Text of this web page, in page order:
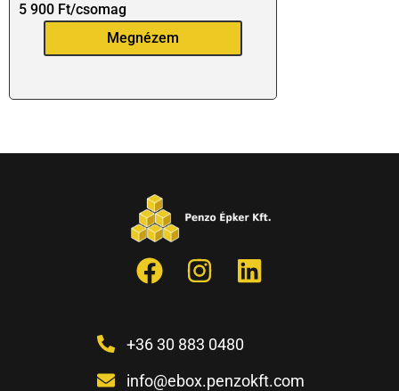
5 900 Ft/csomag
Megnézem
+36 30 883 0480
info@ebox.penzokft.com